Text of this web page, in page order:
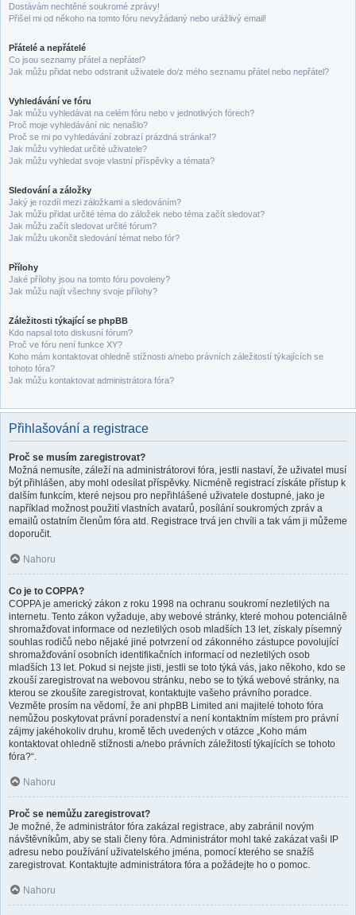
Dostávám nechtěné soukromé zprávy!
Přišel mi od někoho na tomto fóru nevyžádaný nebo urážlivý email!
Přátelé a nepřátelé
Co jsou seznamy přátel a nepřátel?
Jak můžu přidat nebo odstranit uživatele do/z mého seznamu přátel nebo nepřátel?
Vyhledávání ve fóru
Jak můžu vyhledávat na celém fóru nebo v jednotlivých fórech?
Proč moje vyhledávání nic nenašlo?
Proč se mi po vyhledávání zobrazí prázdná stránka!?
Jak můžu vyhledat určité uživatele?
Jak můžu vyhledat svoje vlastní příspěvky a témata?
Sledování a záložky
Jaký je rozdíl mezi záložkami a sledováním?
Jak můžu přidat určité téma do záložek nebo téma začít sledovat?
Jak můžu začít sledovat určité fórum?
Jak můžu ukončit sledování témat nebo fór?
Přílohy
Jaké přílohy jsou na tomto fóru povoleny?
Jak můžu najít všechny svoje přílohy?
Záležitosti týkající se phpBB
Kdo napsal toto diskusní fórum?
Proč ve fóru není funkce XY?
Koho mám kontaktovat ohledně stížnosti a/nebo právních záležitostí týkajících se
tohoto fóra?
Jak můžu kontaktovat administrátora fóra?
Přihlašování a registrace
Proč se musím zaregistrovat?
Možná nemusíte, záleží na administrátorovi fóra, jestli nastaví, že uživatel musí
být přihlášen, aby mohl odesílat příspěvky. Nicméně registrací získáte přístup k
dalším funkcím, které nejsou pro nepřihlášené uživatele dostupné, jako je
například možnost použití vlastních avatarů, posílání soukromých zpráv a
emailů ostatním členům fóra atd. Registrace trvá jen chvíli a tak vám ji můžeme
doporučit.
Nahoru
Co je to COPPA?
COPPA je americký zákon z roku 1998 na ochranu soukromí nezletilých na
internetu. Tento zákon vyžaduje, aby webové stránky, které mohou potenciálně
shromažďovat informace od nezletilých osob mladších 13 let, získaly písemný
souhlas rodičů nebo nějaké jiné potvrzení od zákonného zástupce povolující
shromažďování osobních identifikačních informací od nezletilých osob
mladších 13 let. Pokud si nejste jisti, jestli se toto týká vás, jako někoho, kdo se
zkouší zaregistrovat na webovou stránku, nebo se to týká webové stránky, na
kterou se zkoušíte zaregistrovat, kontaktujte vašeho právního poradce.
Vezměte prosím na vědomí, že ani phpBB Limited ani majitelé tohoto fóra
nemůžou poskytovat právní poradenství a není kontaktním místem pro právní
zájmy jakéhokoliv druhu, kromě těch uvedených v otázce „Koho mám
kontaktovat ohledně stížnosti a/nebo právních záležitostí týkajících se tohoto
fóra?“.
Nahoru
Proč se nemůžu zaregistrovat?
Je možné, že administrátor fóra zakázal registrace, aby zabránil novým
návštěvníkům, aby se stali členy fóra. Administrátor mohl také zakázat vaši IP
adresu nebo používání uživatelského jména, pomocí kterého se snažíš
zaregistrovat. Kontaktujte administrátora fóra a požádejte ho o pomoc.
Nahoru